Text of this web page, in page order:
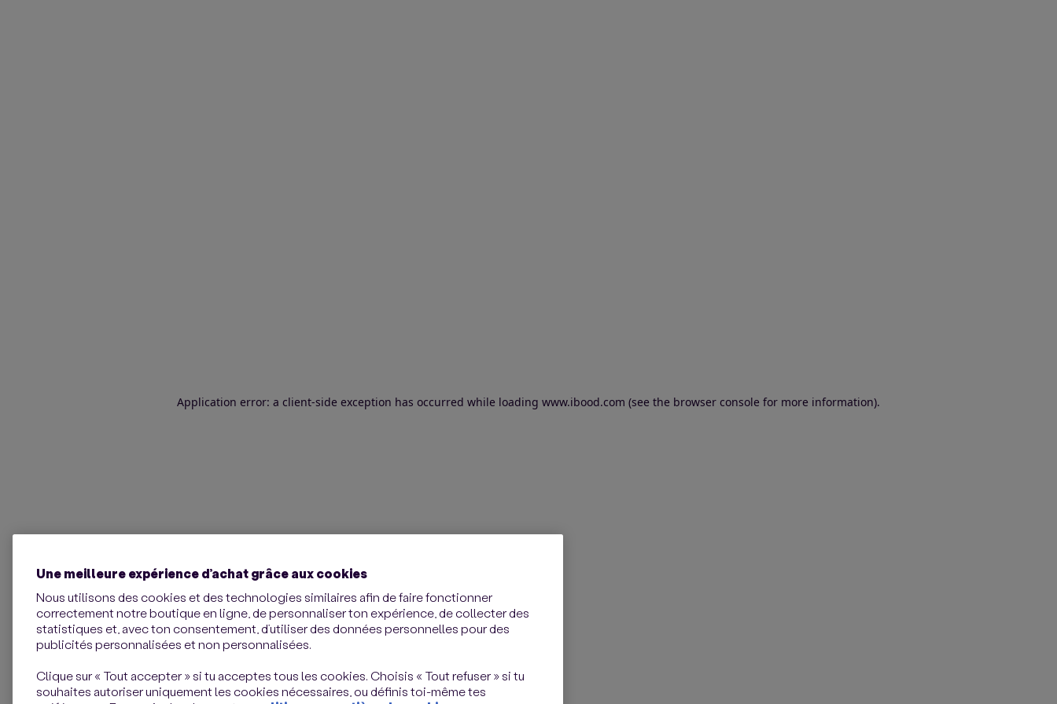
Application error: a client-side exception has occurred while loading www.ibood.com (see the browser console for more information).
Une meilleure expérience d’achat grâce aux cookies
Nous utilisons des cookies et des technologies similaires afin de faire fonctionner
correctement notre boutique en ligne, de personnaliser ton expérience, de collecter des
statistiques et, avec ton consentement, d’utiliser des données personnelles pour des
publicités personnalisées et non personnalisées.
Clique sur « Tout accepter » si tu acceptes tous les cookies. Choisis « Tout refuser » si tu
souhaites autoriser uniquement les cookies nécessaires, ou définis toi-même tes